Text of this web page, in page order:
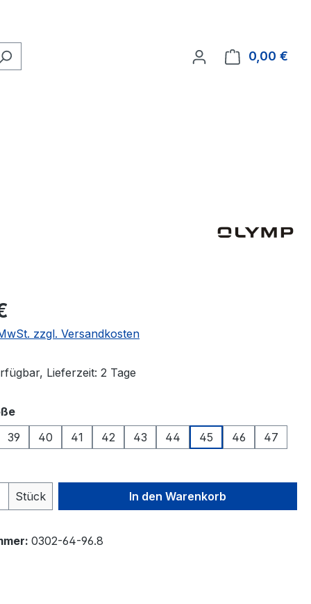
0,00 €
zzgl. Versandkosten
Lieferzeit: 2 Tage
auswählen
39
40 41 42 43 44 45 46 47
Gib den gewünschten Wert
Stück In den Warenkorb
0302-64-96.8